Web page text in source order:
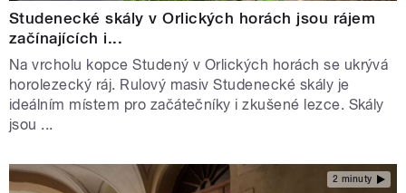
Studenecké skály v Orlických horách jsou rájem
začínajících i...
Na vrcholu kopce Studený v Orlických horách se ukrývá
horolezecký ráj. Rulový masiv Studenecké skály je
ideálním místem pro začátečníky i zkušené lezce. Skály
jsou ...
2 minuty